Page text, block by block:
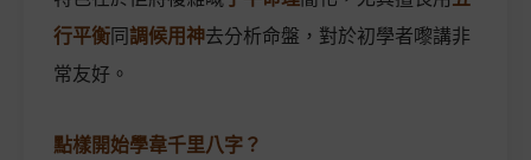
行平衡同調候用神去分析命盤，對於初學者嚟講非
常友好。
點樣開始學韋千里八字？